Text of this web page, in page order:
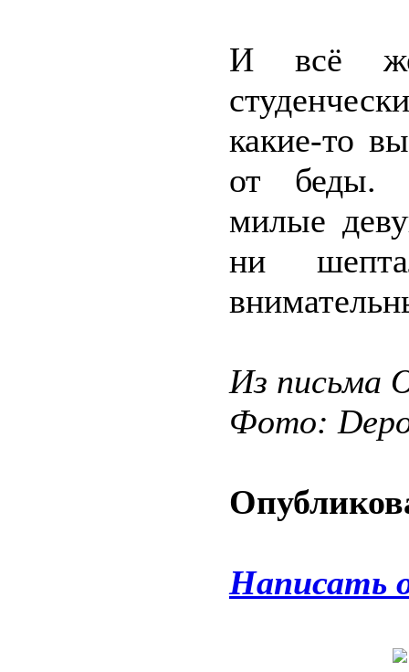
И всё
какие-то
от беды.
милые
ни
Из письма
Фото:
Написать